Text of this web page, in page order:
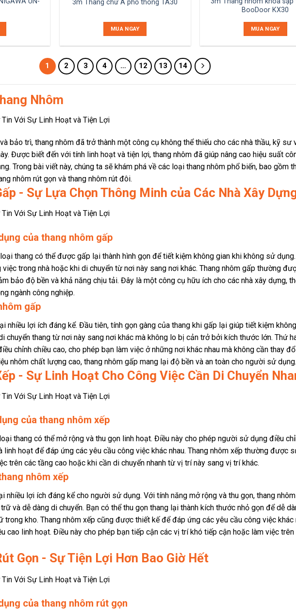
3m Thang chữ A phổ thông TA30
MUA NGAY
BooDoor KX30
MUA NGAY
1 2 3 4 … 12 13 14
Nhôm
bảo trì, thang nhôm đã trở thành một công cụ không thể thiếu cho các nhà thầu, kỹ sư
Được biết đến với tính linh hoạt và tiện lợi, thang nhôm đã giúp nâng cao hiệu suất
Trong bài viết này, chúng ta sẽ khám phá về các loại thang nhôm phổ biến, bao gồm
nhôm rút gọn và thang nhôm rút đôi.
- Sự Lựa Chọn Thông Minh của Các Nhà Xây
của thang nhôm gấp
thang có thể được gấp lại thành hình gọn để tiết kiệm không gian khi không sử
trong nhà hoặc khi di chuyển từ nơi này sang nơi khác. Thang nhôm gấp thường
bảo độ bền và khả năng chịu tải. Đây là một công cụ hữu ích cho các nhà xây dựng,
ngành công nghiệp.
gấp
nhiều lợi ích đáng kể. Đầu tiên, tính gọn gàng của thang khi gấp lại giúp tiết kiệm
chuyển thang từ nơi này sang nơi khác mà không lo bị cản trở bởi kích thước lớn. Thứ
chỉnh chiều cao, cho phép bạn làm việc ở những nơi khác nhau mà không cần thay
nhôm chất lượng cao, thang nhôm gấp mang lại độ bền và an toàn cho người sử dụng.
- Sự Linh Hoạt Cho Công Việc Cần Di Chuyển
của thang nhôm xếp
thang có thể mở rộng và thu gọn linh hoạt. Điều này cho phép người sử dụng điều
linh hoạt để đáp ứng các yêu cầu công việc khác nhau. Thang nhôm xếp thường được
trên các tầng cao hoặc khi cần di chuyển nhanh từ vị trí này sang vị trí khác.
nhôm xếp
nhiều lợi ích đáng kể cho người sử dụng. Với tính năng mở rộng và thu gọn, thang
và dễ dàng di chuyển. Bạn có thể thu gọn thang lại thành kích thước nhỏ gọn để dễ
kho. Thang nhôm xếp cũng được thiết kế để đáp ứng các yêu cầu công việc khác
cao linh hoạt. Điều này cho phép bạn tiếp cận các vị trí khó tiếp cận hoặc làm việc trên
Gọn - Sự Tiện Lợi Hơn Bao Giờ Hết
của thang nhôm rút gọn